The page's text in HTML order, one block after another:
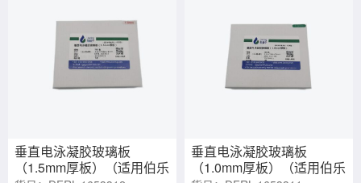
垂直电泳凝胶玻璃板
（1.5mm厚板）（适用伯乐
垂直电泳凝胶玻璃板
（1.0mm厚板）（适用伯乐